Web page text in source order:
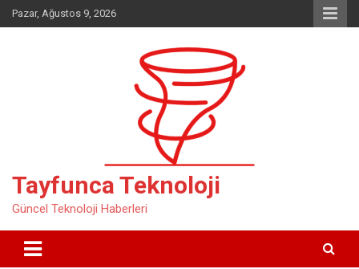
Skip
to
Pazar, Ağustos 9, 2026
Tayfunca Teknoloji
Güncel Teknoloji Haberleri